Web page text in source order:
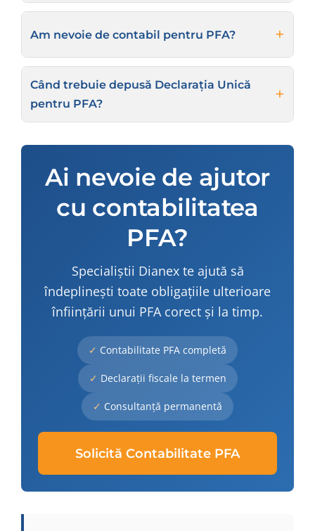
Am nevoie de contabil pentru PFA?
Când trebuie depusă Declarația Unică
pentru PFA?
Ai nevoie de ajutor
cu contabilitatea
PFA?
Specialiștii Dianex te ajută să
îndeplinești toate obligațiile ulterioare
înființării unui PFA corect și la timp.
Contabilitate PFA completă
Declarații fiscale la termen
Consultanță permanentă
Solicită Contabilitate PFA